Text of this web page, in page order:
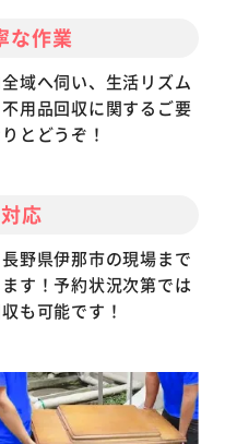
な作業
域へ伺い、生活リズム
用品回収に関するご要
とどうぞ！
応
野県伊那市の現場まで
す！予約状況次第では
も可能です！